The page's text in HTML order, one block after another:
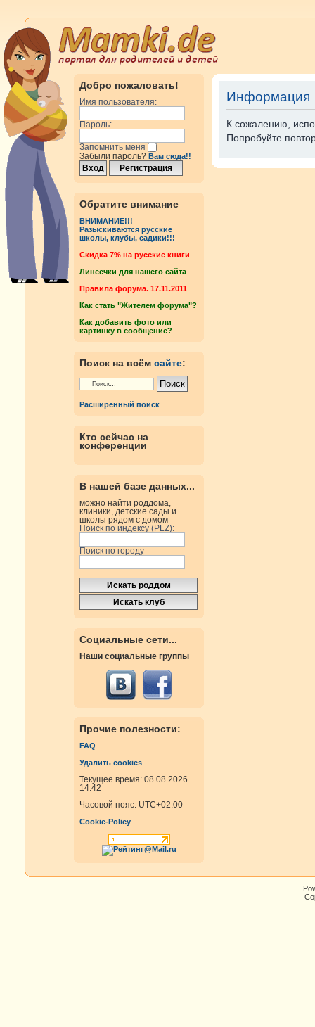
Добро пожаловать!
Имя пользователя:
Пароль:
Запомнить меня
Забыли пароль? Вам сюда!!
Обратите внимание
ВНИМАНИЕ!!!
Разыскиваются русские
школы, клубы, садики!!!
Cкидка 7% на русские книги
Линеечки для нашего сайта
Правила форума. 17.11.2011
Как стать "Жителем форума"?
Как добавить фото или
картинку в сообщение?
Поиск на всём сайте:
Расширенный поиск
Кто сейчас на
конференции
В нашей базе данных...
можно найти роддома,
клиники, детские сады и
школы рядом с домом
Поиск по индексу (PLZ):
Поиск по городу
Социальные сети...
Наши социальные группы
Прочие полезности:
FAQ
Удалить cookies
Текущее время: 08.08.2026
14:42
Часовой пояс: UTC+02:00
Cookie-Policy
Информация
К сожалению,
Попробуйте